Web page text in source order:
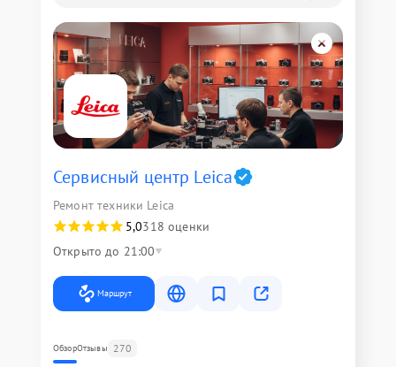
Сервисный центр Leica
Ремонт техники Leica
5,0318 оценки
Открыто до 21:00
Маршрут
ОбзорОтзывы 270